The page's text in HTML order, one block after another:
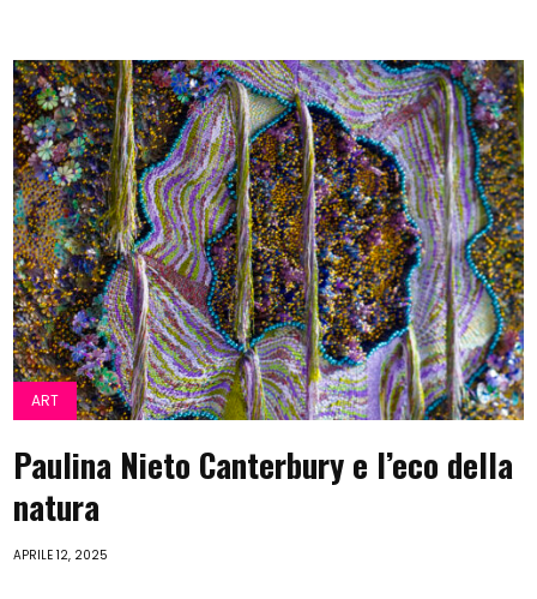
ART
Paulina Nieto Canterbury e l’eco della
natura
APRILE 12, 2025